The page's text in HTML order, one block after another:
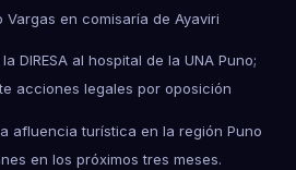
Vargas en comisaría de Ayaviri
DIRESA al hospital de la UNA Puno;
acciones legales por oposición
afluencia turística en la región Puno
en los próximos tres meses.